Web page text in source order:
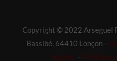
Copyright © 2022 Arseguel
Bassibé, 64410 Lonçon –
légales
Politique